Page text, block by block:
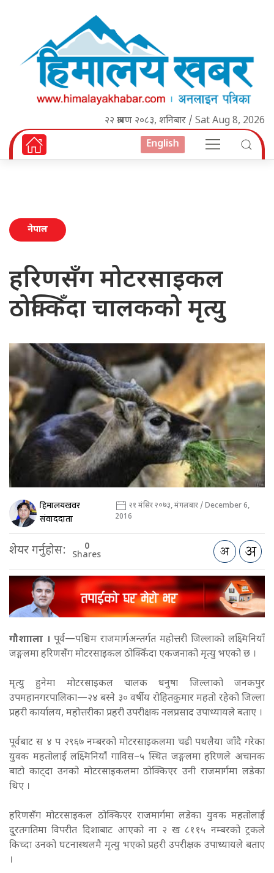
२२ श्रावण २०८३, शनिबार / Sat Aug 8, 2026
English
नेपाल
हरिणसँग मोटरसाइकल
ठोक्किँदा चालकको मृत्यु
हिमालयखवर
संवाददाता
२१ मंसिर २०७३, मंगलबार / December 6,
2016
शेयर गर्नुहोस: 0
Shares
गौशााला । पूर्व—पश्चिम राजमार्गअन्तर्गत महोत्तरी जिल्लाको लक्ष्मिनियाँ
जङ्गलमा हरिणसँग मोटरसाइकल ठोक्किँदा एकजनाको मृत्यु भएको छ ।
मृत्यु हुनेमा मोटरसाइकल चालक धनुषा जिल्लाको जनकपुर
उपमहानगरपालिका—२४ बस्ने ३० वर्षीय रोहितकुमार महतो रहेको जिल्ला
प्रहरी कार्यालय, महोत्तरीका प्रहरी उपरीक्षक नलप्रसाद उपाध्यायले बताए ।
पूर्वबाट स ४ प २९६७ नम्बरको मोटरसाइकलमा चढी पथलैया जाँदै गरेका
युवक महतोलाई लक्ष्मिनियाँ गाविस–५ स्थित जङ्गलमा हरिणले अचानक
बाटो काट्दा उनको मोटरसाइकलमा ठोक्किएर उनी राजमार्गमा लडेका
थिए ।
हरिणसँग मोटरसाइकल ठोक्किएर राजमार्गमा लडेका युवक महतोलाई
दु्रतगतिमा विपरीत दिशाबाट आएको ना २ ख ८११५ नम्बरको ट्रकले
किच्दा उनको घटनास्थलमै मृत्यु भएको प्रहरी उपरीक्षक उपाध्यायले बताए
।